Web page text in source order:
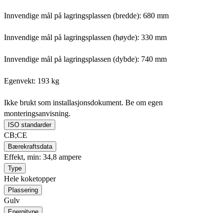
Innvendige mål på lagringsplassen (bredde): 680 mm
Innvendige mål på lagringsplassen (høyde): 330 mm
Innvendige mål på lagringsplassen (dybde): 740 mm
Egenvekt: 193 kg
Ikke brukt som installasjonsdokument. Be om egen
monteringsanvisning.
ISO standarder
CB;CE
Bærekraftsdata
Effekt, min: 34,8 ampere
Type
Hele koketopper
Plassering
Gulv